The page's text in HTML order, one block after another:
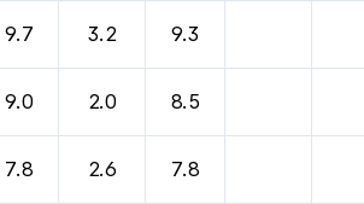
9.7 3.2 9.3
9.0 2.0 8.5
7.8 2.6 7.8